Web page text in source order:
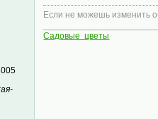
Если не можешь изменить
Садовые цветы